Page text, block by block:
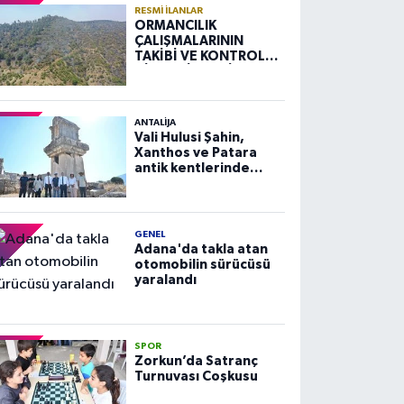
RESMI İLANLAR
ORMANCILIK
ÇALIŞMALARININ
TAKİBİ VE KONTROLÜ
ANTALIJA
Vali Hulusi Şahin,
Xanthos ve Patara
antik kentlerinde
GENEL
Adana'da takla atan
otomobilin sürücüsü
yaralandı
SPOR
Zorkun’da Satranç
Turnuvası Coşkusu